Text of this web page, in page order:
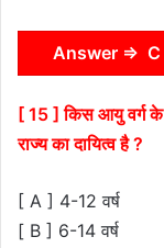
Answer ⇒ C
[ 15 ] किस आयु वर्ग के
राज्य का दायित्व है ?
[ A ] 4-12 वर्ष
[ B ] 6-14 वर्ष